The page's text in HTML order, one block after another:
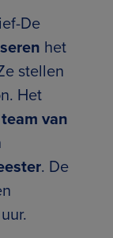
De
het
stellen
Het
team van
. De